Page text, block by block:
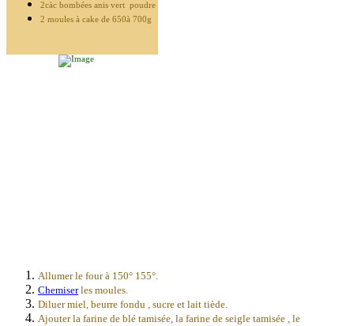
2càc bombées anis vert poudre
2 moules à cake de 650à 700g
Allumer le four à 150° 155°.
Chemiserles moules.
Diluer miel, beurre fondu , sucre et lait tiède.
Ajouter la farine de blé tamisée, la farine de seigle tamisée , le